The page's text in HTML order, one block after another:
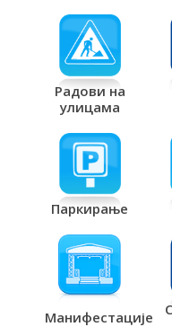
Радови на
улицама
Паркирање
Манифестације